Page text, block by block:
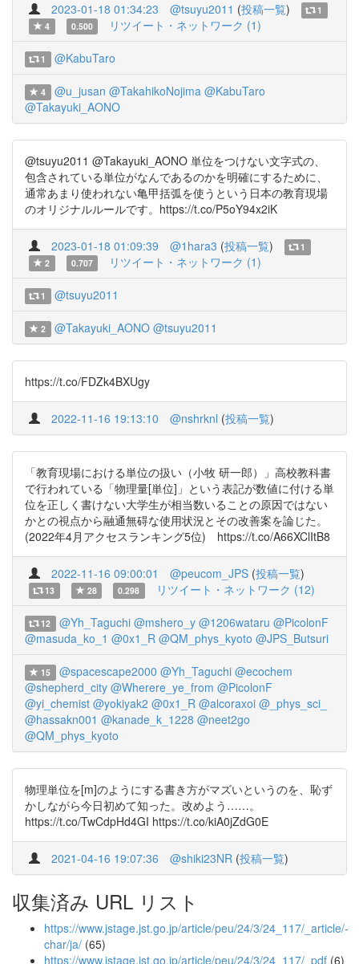
2023-01-18 01:34:23 @tsuyu2011 (投稿一覧)
1
4
0.500 リツイート・ネットワーク (1)
1 @KabuTaro
4 @u_jusan @TakahikoNojima @KabuTaro
@Takayuki_AONO
@tsuyu2011 @Takayuki_AONO 単位をつけない文字式の、
包含されている単位がなんであるのかを明確にするために、
通常あまり使われない亀甲括弧を使うという日本の教育現場
のオリジナルルールです。https://t.co/P5oY94x2iK
2023-01-18 01:09:39 @1hara3 (投稿一覧)
1
2
0.707 リツイート・ネットワーク (1)
1 @tsuyu2011
2 @Takayuki_AONO @tsuyu2011
https://t.co/FDZk4BXUgy
2022-11-16 19:13:10 @nshrknl (投稿一覧)
「教育現場における単位の扱い（小牧 研一郎）」高校教科書
で行われている「物理量[単位]」という表記が数値に付ける単
位を正しく書けない大学生が相当数いることの原因ではない
かとの視点から融通無碍な使用状況とその改善案を論じた。
(2022年4月アクセスランキング5位) https://t.co/A66XClItB8
2022-11-16 09:00:01 @peucom_JPS (投稿一覧)
13 28 0.298 リツイート・ネットワーク (12)
12 @Yh_Taguchi @mshero_y @1206wataru @PicolonF
@masuda_ko_1 @0x1_R @QM_phys_kyoto @JPS_Butsuri
15 @spacescape2000 @Yh_Taguchi @ecochem
@shepherd_city @Wherere_ye_from @PicolonF
@yi_chemist @yokiyak2 @0x1_R @alcoraxoi @_phys_sci_
@hassakn001 @kanade_k_1228 @neet2go
@QM_phys_kyoto
物理単位を[m]のようにする書き方がマズいというのを、恥ず
かしながら今日初めて知った。改めよう……。
https://t.co/TwCdpHd4GI https://t.co/kiA0jZdG0E
2021-04-16 19:07:36 @shiki23NR (投稿一覧)
収集済み URL リスト
https://www.jstage.jst.go.jp/article/peu/24/3/24_117/_article/-
char/ja/ (65)
https://www.jstage.jst.go.jp/article/peu/24/3/24_117/_pdf (6)